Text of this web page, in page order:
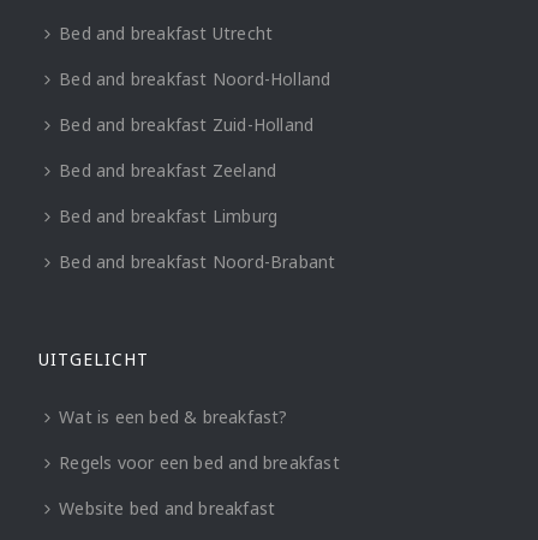
Bed and breakfast Utrecht
Bed and breakfast Noord-Holland
Bed and breakfast Zuid-Holland
Bed and breakfast Zeeland
Bed and breakfast Limburg
Bed and breakfast Noord-Brabant
UITGELICHT
Wat is een bed & breakfast?
Regels voor een bed and breakfast
Website bed and breakfast